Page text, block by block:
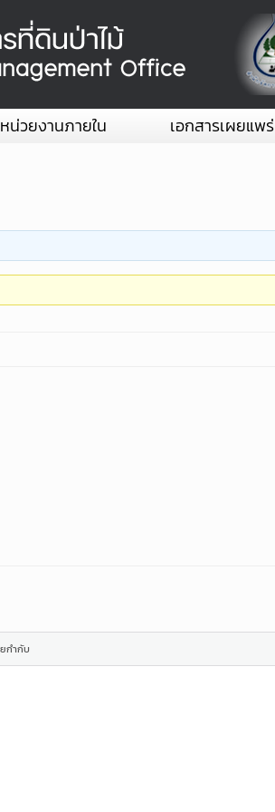
หน่วยงานภายใน เอกสารเผยแพร่